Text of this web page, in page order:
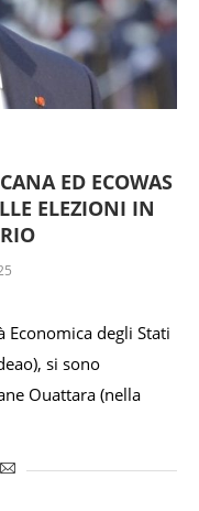
ED ECOWAS
ELEZIONI IN
Economica degli Stati
si sono
Ouattara (nella